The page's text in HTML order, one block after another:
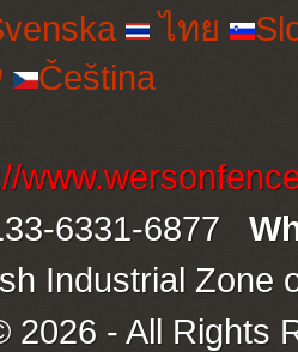
ไทย
Čeština
6331-6877
Industrial Zone
2026 - All Rights